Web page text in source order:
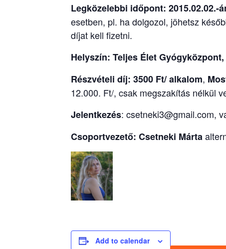
Legközelebbi időpont: 2015.02.02.-
esetben, pl. ha dolgozol, jöhetsz
díjat kell fizetni.
Helyszín: Teljes Élet
Részvételi díj: 3500 Ft/ alkalom,
12.000. Ft/, csak megszakítás nélkül
Jelentkezés: csetneki3@gmail.com,
Csoportvezető: Csetneki Márta
Add to calendar